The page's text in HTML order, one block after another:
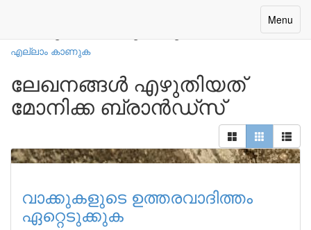
Toggle
Menu
എല്ലാം കാണുക
ലേഖനങ്ങൾ എഴുതിയത്
മോനിക്ക ബ്രാന്‍ഡ്‌സ്
വാക്കുകളുടെ ഉത്തരവാദിത്തം
ഏറ്റെടുക്കുക